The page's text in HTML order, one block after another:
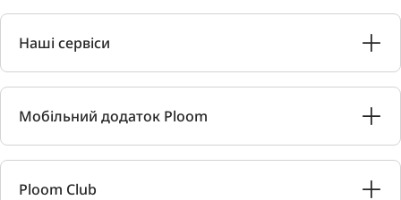
Наші сервіси
Мобільний додаток Ploom
Ploom Club